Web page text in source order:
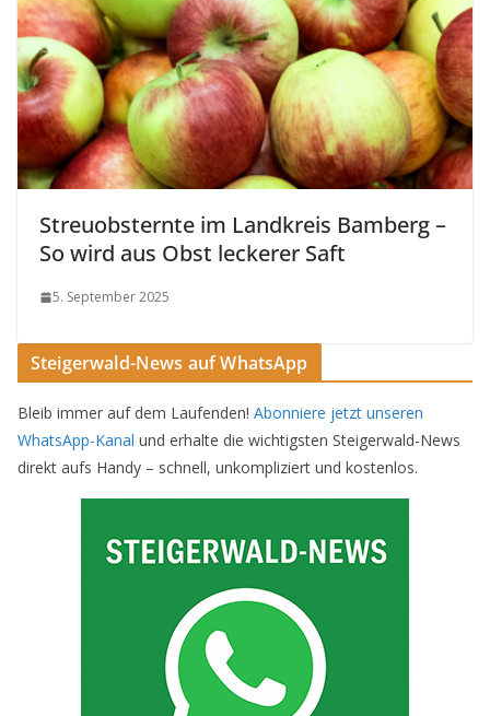
Streuobsternte im Landkreis Bamberg –
So wird aus Obst leckerer Saft
5. September 2025
Steigerwald-News auf WhatsApp
Bleib immer auf dem Laufenden! Abonniere jetzt unseren
WhatsApp-Kanal und erhalte die wichtigsten Steigerwald-News
direkt aufs Handy – schnell, unkompliziert und kostenlos.